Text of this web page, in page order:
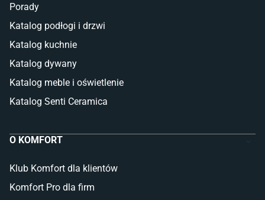
Porady
Katalog podłogi i drzwi
Katalog kuchnie
Katalog dywany
Katalog meble i oświetlenie
Katalog Senti Ceramica
O KOMFORT
Klub Komfort dla klientów
Komfort Pro dla firm